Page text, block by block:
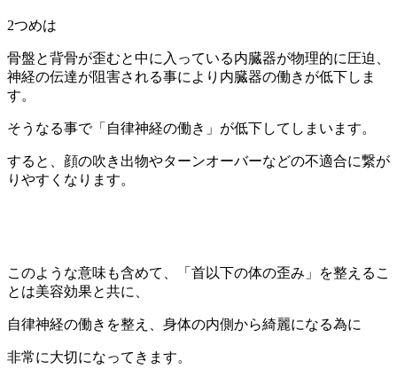
2つめは
骨盤と背骨が歪むと中に入っている内臓器が物理的に圧迫、
神経の伝達が阻害される事により内臓器の働きが低下しま
す。
そうなる事で「自律神経の働き」が低下してしまいます。
すると、顔の吹き出物やターンオーバーなどの不適合に繋が
りやすくなります。
このような意味も含めて、「首以下の体の歪み」を整えるこ
とは美容効果と共に、
自律神経の働きを整え、身体の内側から綺麗になる為に
非常に大切になってきます。